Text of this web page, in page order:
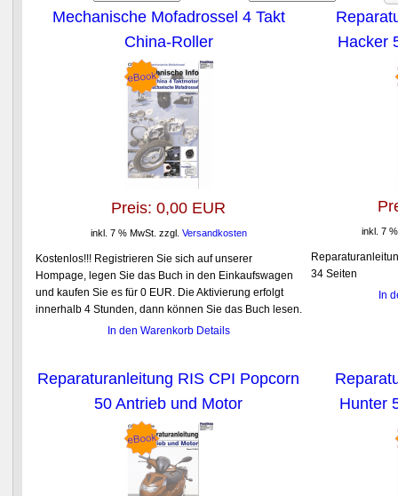
Mechanische Mofadrossel 4 Takt
China-Roller
Preis:0,00 EUR
inkl. 7 % MwSt. zzgl. Versandkosten
Kostenlos!!! Registrieren Sie sich auf unserer
Hompage, legen Sie das Buch in den Einkaufswagen
und kaufen Sie es für 0 EUR. Die Aktivierung erfolgt
innerhalb 4 Stunden, dann können Sie das Buch lesen.
In den Warenkorb Details
Hacker
inkl. 7
34 Seiten
In
Reparaturanleitung RIS CPI Popcorn
50 Antrieb und Motor
Hunter